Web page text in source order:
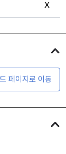
X
페이지로 이동